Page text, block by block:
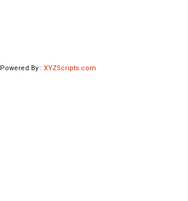
Powered By : XYZScripts.com